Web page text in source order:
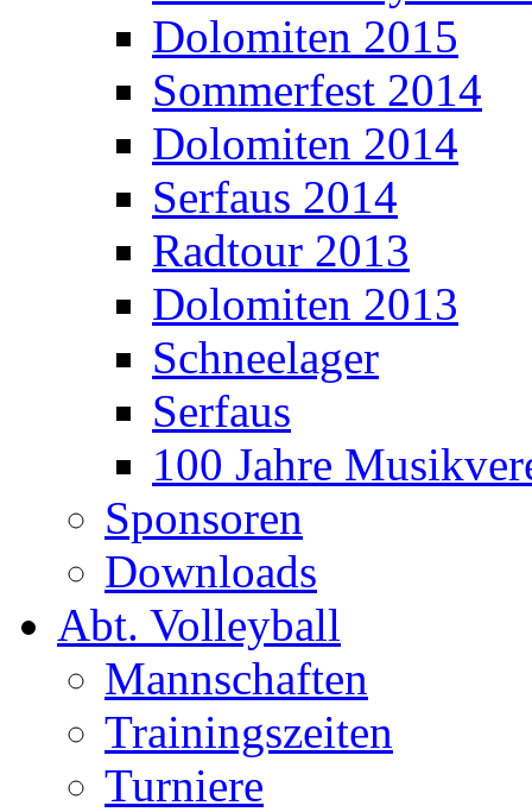
Dolomiten 2015
Sommerfest 2014
Dolomiten 2014
Serfaus 2014
Radtour 2013
Dolomiten 2013
Schneelager
Serfaus
100 Jahre
Sponsoren
Downloads
Abt. Volleyball
Mannschaften
Trainingszeiten
Turniere